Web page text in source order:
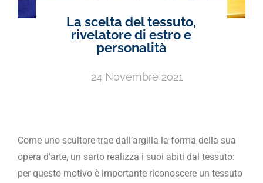
La scelta del tessuto,
rivelatore di estro e
personalità
24 Novembre 2021
Come uno scultore trae dall’argilla la forma della sua
opera d’arte, un sarto realizza i suoi abiti dal tessuto:
per questo motivo è importante riconoscere un tessuto